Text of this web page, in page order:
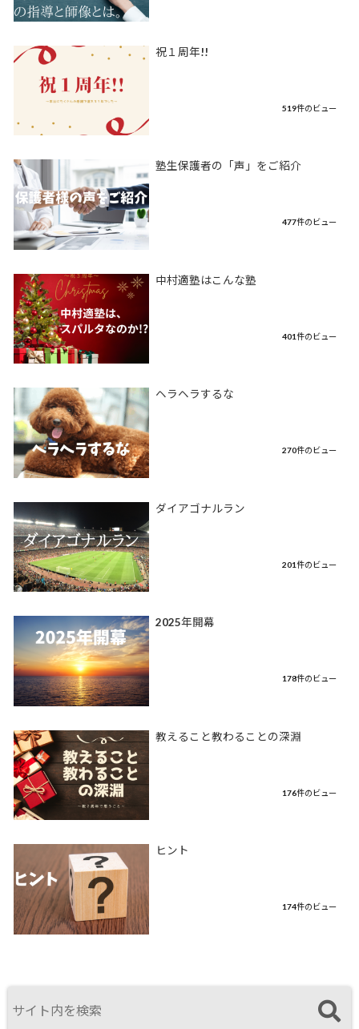
祝１周年!!
519件のビュー
塾生保護者の「声」をご紹介
477件のビュー
中村適塾はこんな塾
401件のビュー
ヘラヘラするな
270件のビュー
ダイアゴナルラン
201件のビュー
2025年開幕
178件のビュー
教えること教わることの深淵
176件のビュー
ヒント
174件のビュー